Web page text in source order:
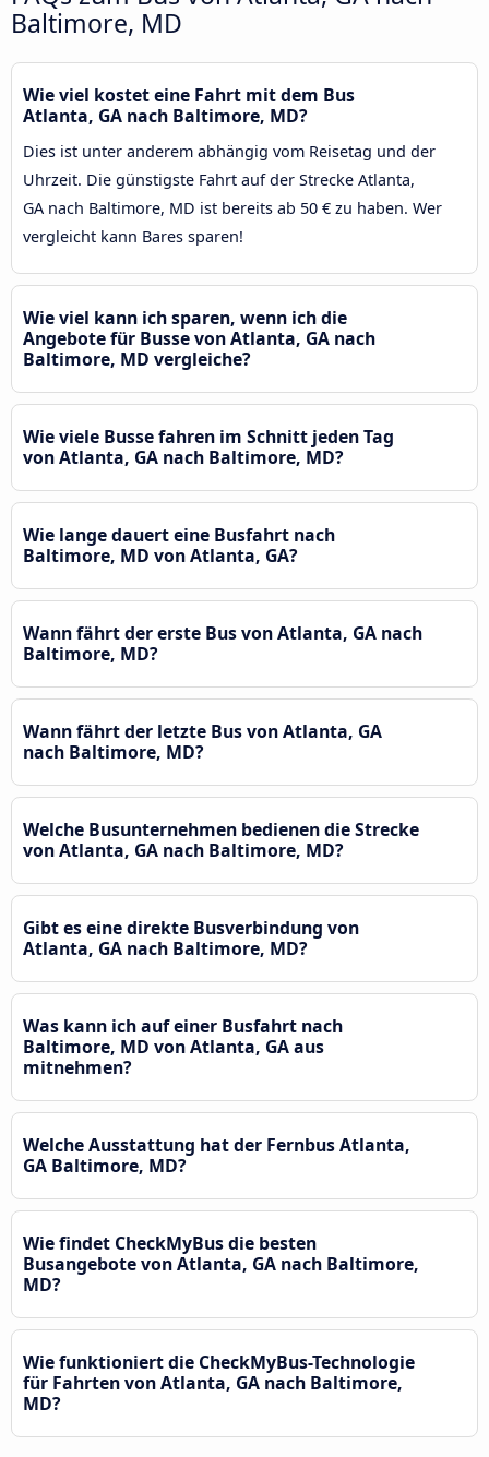
Baltimore, MD
Wie viel kostet eine Fahrt mit dem Bus
Atlanta, GA nach Baltimore, MD?
Dies ist unter anderem abhängig vom Reisetag und der
Uhrzeit. Die günstigste Fahrt auf der Strecke Atlanta,
GA nach Baltimore, MD ist bereits ab 50 € zu haben. Wer
vergleicht kann Bares sparen!
Wie viel kann ich sparen, wenn ich die
Angebote für Busse von Atlanta, GA nach
Baltimore, MD vergleiche?
Wie viele Busse fahren im Schnitt jeden Tag
von Atlanta, GA nach Baltimore, MD?
Wie lange dauert eine Busfahrt nach
Baltimore, MD von Atlanta, GA?
Wann fährt der erste Bus von Atlanta, GA nach
Baltimore, MD?
Wann fährt der letzte Bus von Atlanta, GA
nach Baltimore, MD?
Welche Busunternehmen bedienen die Strecke
von Atlanta, GA nach Baltimore, MD?
Gibt es eine direkte Busverbindung von
Atlanta, GA nach Baltimore, MD?
Was kann ich auf einer Busfahrt nach
Baltimore, MD von Atlanta, GA aus
mitnehmen?
Welche Ausstattung hat der Fernbus Atlanta,
GA Baltimore, MD?
Wie findet CheckMyBus die besten
Busangebote von Atlanta, GA nach Baltimore,
MD?
Wie funktioniert die CheckMyBus-Technologie
für Fahrten von Atlanta, GA nach Baltimore,
MD?